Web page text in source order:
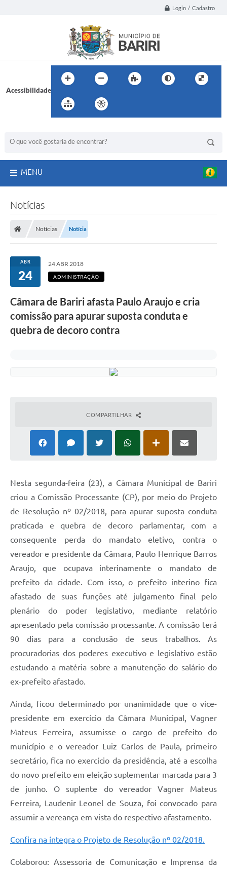
Login / Cadastro
Acessibilidade
MENU
Notícias
Notícias Notícia
ABR
24
24 ABR 2018
ADMINISTRAÇÃO
Câmara de Bariri afasta Paulo Araujo e cria
comissão para apurar suposta conduta e
quebra de decoro contra
COMPARTILHAR
Nesta segunda-feira (23), a Câmara Municipal de Bariri
criou a Comissão Processante (CP), por meio do Projeto
de Resolução nº 02/2018, para apurar suposta conduta
praticada e quebra de decoro parlamentar, com a
consequente perda do mandato eletivo, contra o
vereador e presidente da Câmara, Paulo Henrique Barros
Araujo, que ocupava interinamente o mandato de
prefeito da cidade. Com isso, o prefeito interino fica
afastado de suas funções até julgamento final pelo
plenário do poder legislativo, mediante relatório
apresentado pela comissão processante. A comissão terá
90 dias para a conclusão de seus trabalhos. As
procuradorias dos poderes executivo e legislativo estão
estudando a matéria sobre a manutenção do salário do
ex-prefeito afastado.
Ainda, ficou determinado por unanimidade que o vice-
presidente em exercício da Câmara Municipal, Vagner
Mateus Ferreira, assumisse o cargo de prefeito do
município e o vereador Luiz Carlos de Paula, primeiro
secretário, fica no exercício da presidência, até a escolha
do novo prefeito em eleição suplementar marcada para 3
de junho. O suplente do vereador Vagner Mateus
Ferreira, Laudenir Leonel de Souza, foi convocado para
assumir a vereança em vista do respectivo afastamento.
Confira na íntegra o Projeto de Resolução nº 02/2018.
Colaborou: Assessoria de Comunicação e Imprensa da